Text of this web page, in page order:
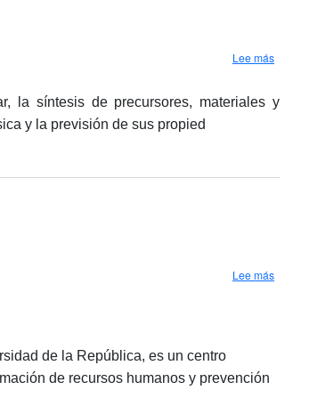
Lee mássobre
la síntesis de precursores, materiales y
y la previsión de sus propied
Lee mássobre
de la República, es un centro
de recursos humanos y prevención